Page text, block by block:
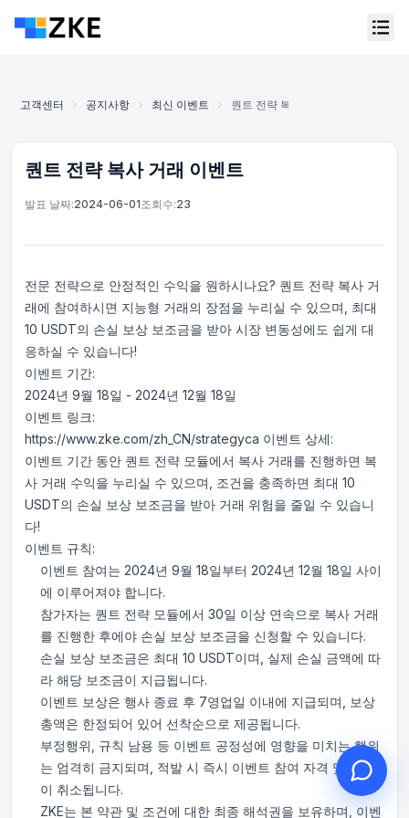
고객센터 공지사항 최신 이벤트 퀀트 전략 복사 거래 이벤트
퀀트 전략 복사 거래 이벤트
발표 날짜:2024-06-01조회수:23
전문 전략으로 안정적인 수익을 원하시나요? 퀀트 전략 복사 거
래에 참여하시면 지능형 거래의 장점을 누리실 수 있으며, 최대
10 USDT의 손실 보상 보조금을 받아 시장 변동성에도 쉽게 대
응하실 수 있습니다!
이벤트 기간:
2024년 9월 18일 - 2024년 12월 18일
이벤트 링크:
https://www.zke.com/zh_CN/strategyca 이벤트 상세:
이벤트 기간 동안 퀀트 전략 모듈에서 복사 거래를 진행하면 복
사 거래 수익을 누리실 수 있으며, 조건을 충족하면 최대 10
USDT의 손실 보상 보조금을 받아 거래 위험을 줄일 수 있습니
다!
이벤트 규칙:
이벤트 참여는 2024년 9월 18일부터 2024년 12월 18일 사이
에 이루어져야 합니다.
참가자는 퀀트 전략 모듈에서 30일 이상 연속으로 복사 거래
를 진행한 후에야 손실 보상 보조금을 신청할 수 있습니다.
손실 보상 보조금은 최대 10 USDT이며, 실제 손실 금액에 따
라 해당 보조금이 지급됩니다.
이벤트 보상은 행사 종료 후 7영업일 이내에 지급되며, 보상
총액은 한정되어 있어 선착순으로 제공됩니다.
부정행위, 규칙 남용 등 이벤트 공정성에 영향을 미치는 행위
는 엄격히 금지되며, 적발 시 즉시 이벤트 참여 자격 및 보상
이 취소됩니다.
ZKE는 본 약관 및 조건에 대한 최종 해석권을 보유하며, 이벤
Support Center
안녕하세요, 무엇을 도와드릴까
문의 티켓 진행 상황 확인